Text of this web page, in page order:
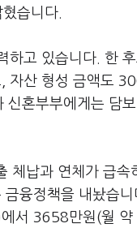
습니다.
하고 있습니다. 한
자산 형성 금액도
신혼부부에게는 담
체납과 연체가 급
융정책을 내놨습
서 3658만원(월 약